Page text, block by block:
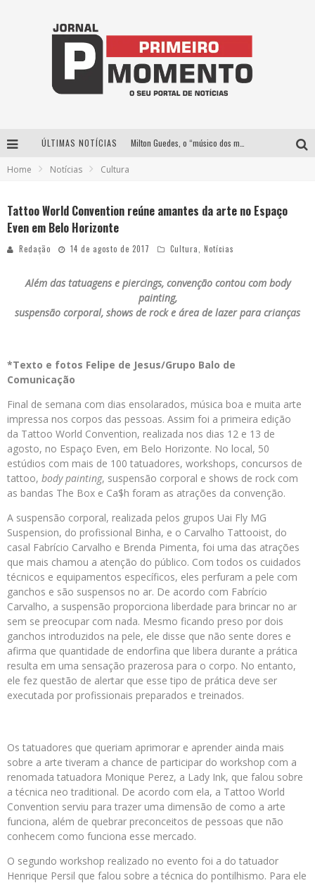
ÚLTIMAS NOTÍCIAS
Home Notícias Cultura
Tattoo World Convention reúne amantes da arte no Espaço
Even em Belo Horizonte
Redação 14 de agosto de 2017 Cultura Notícias
Além das tatuagens e piercings, convenção contou com body
painting,
suspensão corporal, shows de rock e área de lazer para crianças
*Texto e fotos Felipe de Jesus/Grupo Balo de
Comunicação
Final de semana com dias ensolarados, música boa e muita arte
impressa nos corpos das pessoas. Assim foi a primeira edição
da Tattoo World Convention, realizada nos dias 12 e 13 de
agosto, no Espaço Even, em Belo Horizonte. No local, 50
estúdios com mais de 100 tatuadores, workshops, concursos de
tattoo, body painting, suspensão corporal e shows de rock com
as bandas The Box e Ca$h foram as atrações da convenção.
A suspensão corporal, realizada pelos grupos Uai Fly MG
Suspension, do profissional Binha, e o Carvalho Tattooist, do
casal Fabrício Carvalho e Brenda Pimenta, foi uma das atrações
que mais chamou a atenção do público. Com todos os cuidados
técnicos e equipamentos específicos, eles perfuram a pele com
ganchos e são suspensos no ar. De acordo com Fabrício
Carvalho, a suspensão proporciona liberdade para brincar no ar
sem se preocupar com nada. Mesmo ficando preso por dois
ganchos introduzidos na pele, ele disse que não sente dores e
afirma que quantidade de endorfina que libera durante a prática
resulta em uma sensação prazerosa para o corpo. No entanto,
ele fez questão de alertar que esse tipo de prática deve ser
executada por profissionais preparados e treinados.
Os tatuadores que queriam aprimorar e aprender ainda mais
sobre a arte tiveram a chance de participar do workshop com a
renomada tatuadora Monique Perez, a Lady Ink, que falou sobre
a técnica neo traditional. De acordo com ela, a Tattoo World
Convention serviu para trazer uma dimensão de como a arte
funciona, além de quebrar preconceitos de pessoas que não
conhecem como funciona esse mercado.
O segundo workshop realizado no evento foi a do tatuador
Henrique Persil que falou sobre a técnica do pontilhismo. Para ele